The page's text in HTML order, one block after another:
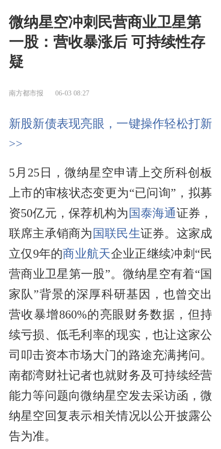
微纳星空冲刺民营商业卫星第
一股：营收暴涨后 可持续性存
疑
南方都市报 06-03 08:27
新股新债表现亮眼，一键操作轻松打新
>>
5月25日，微纳星空申请上交所科创板
上市的审核状态变更为“已问询”，拟募
资50亿元，保荐机构为 国泰海通证券，
联席主承销商为 国联民生证券。这家成
立仅9年的商业航天企业正继续冲刺“民
营商业卫星第一股”。微纳星空有着“国
家队”背景的深厚科研基因，也曾交出
营收暴增860%的亮眼财务数据，但持
续亏损、低毛利率的现实，也让这家公
司叩击资本市场大门的路途充满拷问。
南都湾财社记者也就财务及可持续经营
能力等问题向微纳星空发去采访函，微
纳星空回复表示相关情况以公开披露公
告为准。